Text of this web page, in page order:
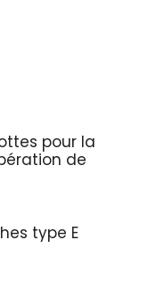
pour la
de
type E